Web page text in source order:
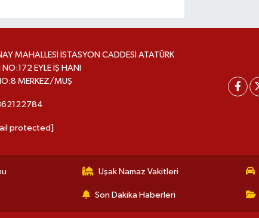
MAHALLESİ İSTASYON CADDESİ ATATÜRK
NO:172 EYLE İŞ HANI
MERKEZ/MUŞ
protected]
Uşak Namaz Vakitleri
Son Dakika Haberleri